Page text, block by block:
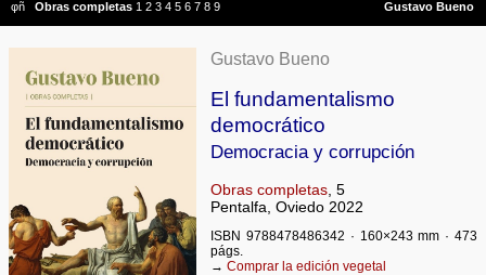
Gustavo Bueno
El fundamentalismo
democrático
Democracia y corrupción
Obras completas , 5
Pentalfa, Oviedo 2022
ISBN 9788478486342 · 160×243 mm · 473
págs.
→Comprar la edición vegetal